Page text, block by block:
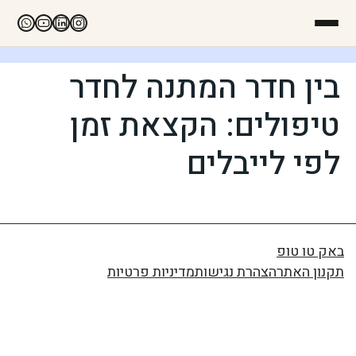
בין חדר המתנה לחדר
טיפולים: הקצאת זמן
לפי לייבלים
באק טו טופ
תקנון האתרהצהרת נגישותמדיניות פרטיות